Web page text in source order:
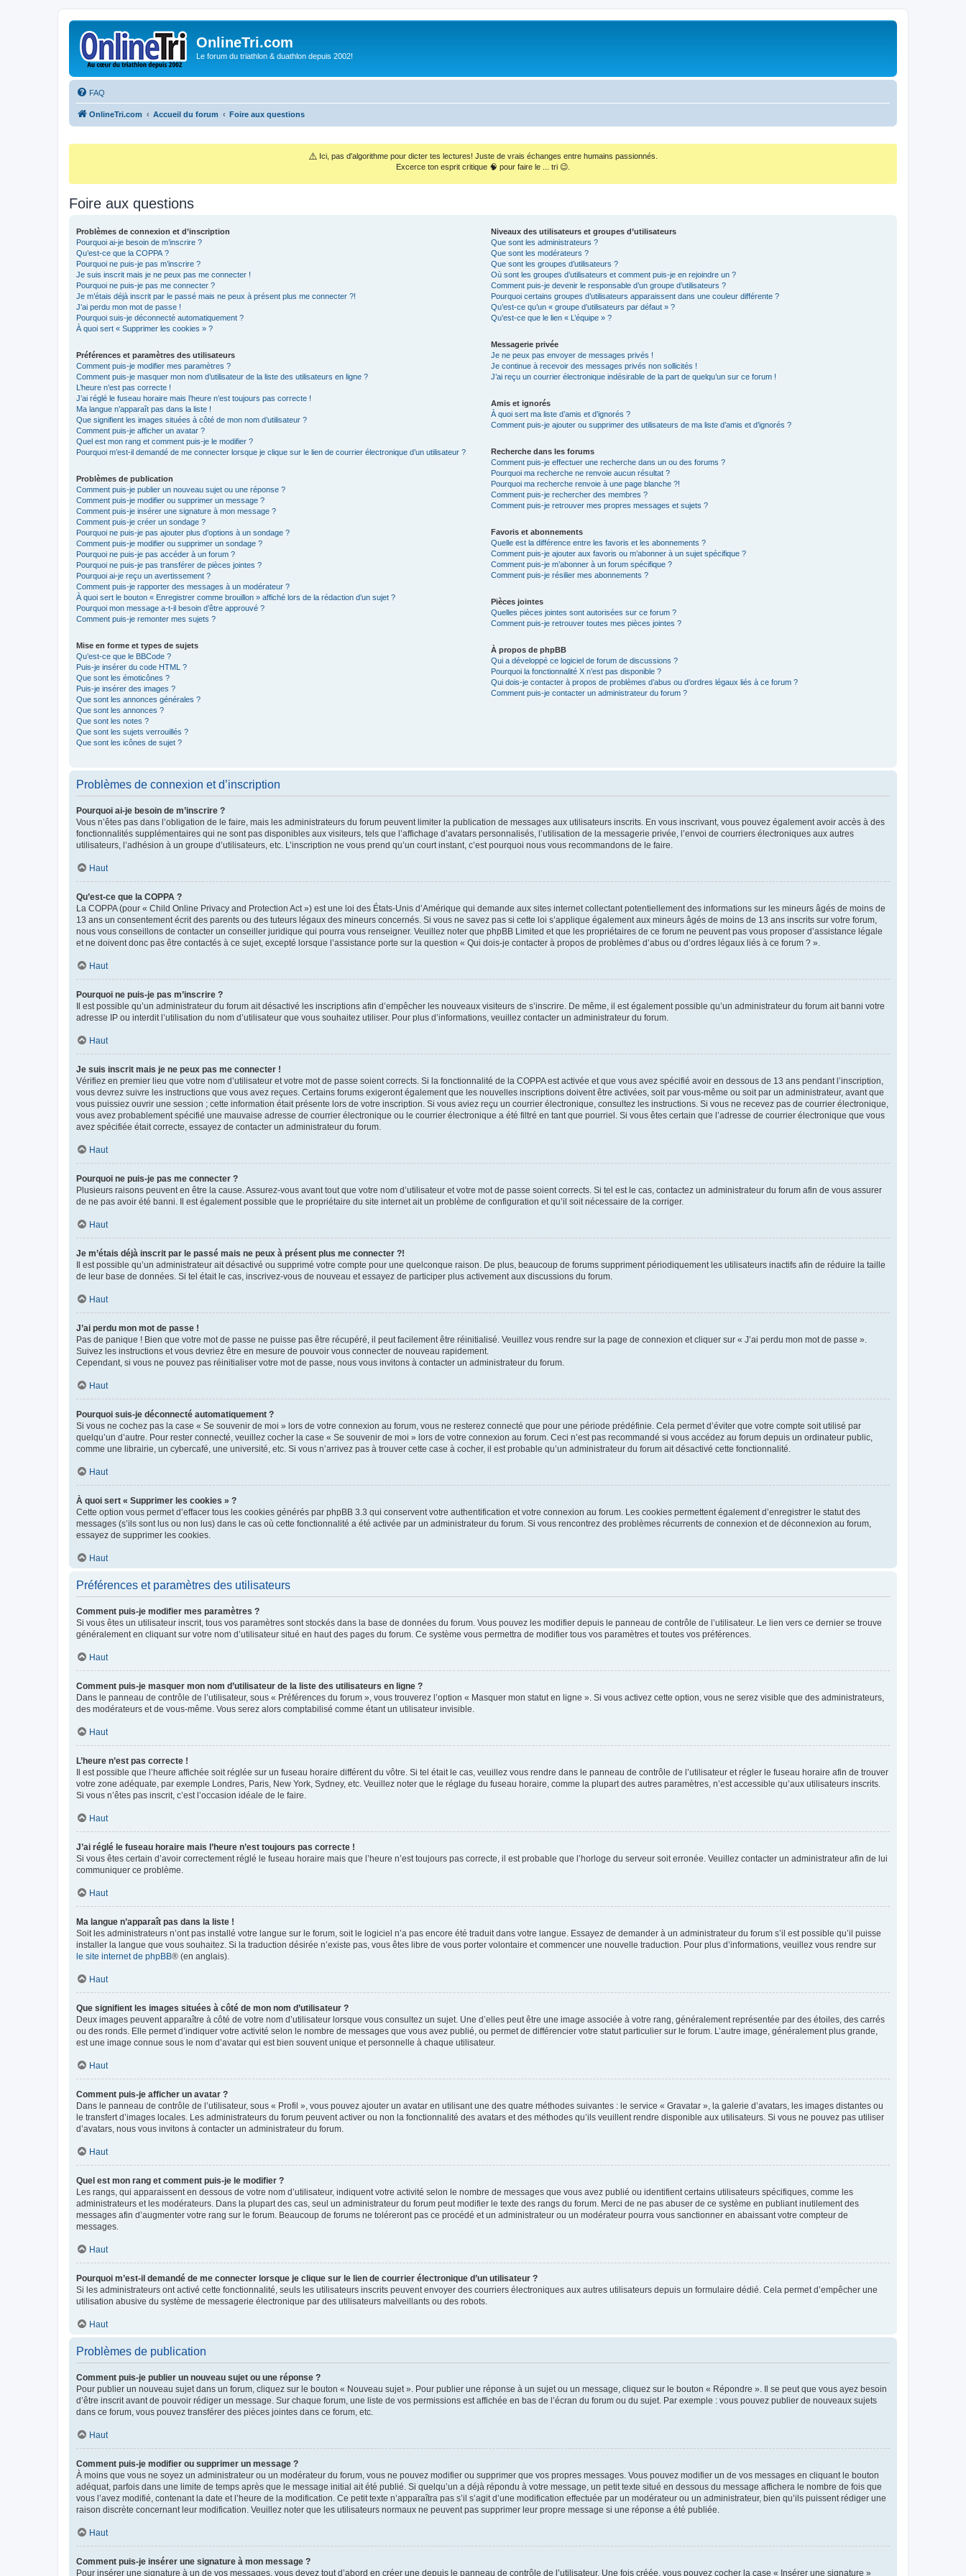
OnlineTri.com
Le forum du triathlon & duathlon depuis 2002!
FAQ
OnlineTri.com Accueil du forum Foire aux questions
⚠️ Ici, pas d'algorithme pour dicter tes lectures! Juste de vrais échanges entre humains passionnés.
Excerce ton esprit critique 🧠 pour faire le ... tri 😉.
Foire aux questions
Problèmes de connexion et d’inscription
Pourquoi ai-je besoin de m’inscrire ?
Qu’est-ce que la COPPA ?
Pourquoi ne puis-je pas m’inscrire ?
Je suis inscrit mais je ne peux pas me connecter !
Pourquoi ne puis-je pas me connecter ?
Je m’étais déjà inscrit par le passé mais ne peux à présent plus me connecter ?!
J’ai perdu mon mot de passe !
Pourquoi suis-je déconnecté automatiquement ?
À quoi sert « Supprimer les cookies » ?
Préférences et paramètres des utilisateurs
Comment puis-je modifier mes paramètres ?
Comment puis-je masquer mon nom d’utilisateur de la liste des utilisateurs en ligne ?
L’heure n’est pas correcte !
J’ai réglé le fuseau horaire mais l’heure n’est toujours pas correcte !
Ma langue n’apparaît pas dans la liste !
Que signifient les images situées à côté de mon nom d’utilisateur ?
Comment puis-je afficher un avatar ?
Quel est mon rang et comment puis-je le modifier ?
Pourquoi m’est-il demandé de me connecter lorsque je clique sur le lien de courrier électronique d’un utilisateur ?
Problèmes de publication
Comment puis-je publier un nouveau sujet ou une réponse ?
Comment puis-je modifier ou supprimer un message ?
Comment puis-je insérer une signature à mon message ?
Comment puis-je créer un sondage ?
Pourquoi ne puis-je pas ajouter plus d’options à un sondage ?
Comment puis-je modifier ou supprimer un sondage ?
Pourquoi ne puis-je pas accéder à un forum ?
Pourquoi ne puis-je pas transférer de pièces jointes ?
Pourquoi ai-je reçu un avertissement ?
Comment puis-je rapporter des messages à un modérateur ?
À quoi sert le bouton « Enregistrer comme brouillon » affiché lors de la rédaction d’un sujet ?
Pourquoi mon message a-t-il besoin d’être approuvé ?
Comment puis-je remonter mes sujets ?
Mise en forme et types de sujets
Qu’est-ce que le BBCode ?
Puis-je insérer du code HTML ?
Que sont les émoticônes ?
Puis-je insérer des images ?
Que sont les annonces générales ?
Que sont les annonces ?
Que sont les notes ?
Que sont les sujets verrouillés ?
Que sont les icônes de sujet ?
Niveaux des utilisateurs et groupes d’utilisateurs
Que sont les administrateurs ?
Que sont les modérateurs ?
Que sont les groupes d’utilisateurs ?
Où sont les groupes d’utilisateurs et comment puis-je en rejoindre un ?
Comment puis-je devenir le responsable d’un groupe d’utilisateurs ?
Pourquoi certains groupes d’utilisateurs apparaissent dans une couleur différente ?
Qu’est-ce qu’un « groupe d’utilisateurs par défaut » ?
Qu’est-ce que le lien « L’équipe » ?
Messagerie privée
Je ne peux pas envoyer de messages privés !
Je continue à recevoir des messages privés non sollicités !
J’ai reçu un courrier électronique indésirable de la part de quelqu’un sur ce forum !
Amis et ignorés
À quoi sert ma liste d’amis et d’ignorés ?
Comment puis-je ajouter ou supprimer des utilisateurs de ma liste d’amis et d’ignorés ?
Recherche dans les forums
Comment puis-je effectuer une recherche dans un ou des forums ?
Pourquoi ma recherche ne renvoie aucun résultat ?
Pourquoi ma recherche renvoie à une page blanche ?!
Comment puis-je rechercher des membres ?
Comment puis-je retrouver mes propres messages et sujets ?
Favoris et abonnements
Quelle est la différence entre les favoris et les abonnements ?
Comment puis-je ajouter aux favoris ou m’abonner à un sujet spécifique ?
Comment puis-je m’abonner à un forum spécifique ?
Comment puis-je résilier mes abonnements ?
Pièces jointes
Quelles pièces jointes sont autorisées sur ce forum ?
Comment puis-je retrouver toutes mes pièces jointes ?
À propos de phpBB
Qui a développé ce logiciel de forum de discussions ?
Pourquoi la fonctionnalité X n’est pas disponible ?
Qui dois-je contacter à propos de problèmes d’abus ou d’ordres légaux liés à ce forum ?
Comment puis-je contacter un administrateur du forum ?
Problèmes de connexion et d’inscription
Pourquoi ai-je besoin de m’inscrire ?
Vous n’êtes pas dans l’obligation de le faire, mais les administrateurs du forum peuvent limiter la publication de messages aux utilisateurs inscrits. En vous inscrivant, vous pouvez également avoir accès à des
fonctionnalités supplémentaires qui ne sont pas disponibles aux visiteurs, tels que l’affichage d’avatars personnalisés, l’utilisation de la messagerie privée, l’envoi de courriers électroniques aux autres
utilisateurs, l’adhésion à un groupe d’utilisateurs, etc. L’inscription ne vous prend qu’un court instant, c’est pourquoi nous vous recommandons de le faire.
Haut
Qu’est-ce que la COPPA ?
La COPPA (pour « Child Online Privacy and Protection Act ») est une loi des États-Unis d’Amérique qui demande aux sites internet collectant potentiellement des informations sur les mineurs âgés de moins de
13 ans un consentement écrit des parents ou des tuteurs légaux des mineurs concernés. Si vous ne savez pas si cette loi s’applique également aux mineurs âgés de moins de 13 ans inscrits sur votre forum,
nous vous conseillons de contacter un conseiller juridique qui pourra vous renseigner. Veuillez noter que phpBB Limited et que les propriétaires de ce forum ne peuvent pas vous proposer d’assistance légale
et ne doivent donc pas être contactés à ce sujet, excepté lorsque l’assistance porte sur la question « Qui dois-je contacter à propos de problèmes d’abus ou d’ordres légaux liés à ce forum ? ».
Haut
Pourquoi ne puis-je pas m’inscrire ?
Il est possible qu’un administrateur du forum ait désactivé les inscriptions afin d’empêcher les nouveaux visiteurs de s’inscrire. De même, il est également possible qu’un administrateur du forum ait banni votre
adresse IP ou interdit l’utilisation du nom d’utilisateur que vous souhaitez utiliser. Pour plus d’informations, veuillez contacter un administrateur du forum.
Haut
Je suis inscrit mais je ne peux pas me connecter !
Vérifiez en premier lieu que votre nom d’utilisateur et votre mot de passe soient corrects. Si la fonctionnalité de la COPPA est activée et que vous avez spécifié avoir en dessous de 13 ans pendant l’inscription,
vous devrez suivre les instructions que vous avez reçues. Certains forums exigeront également que les nouvelles inscriptions doivent être activées, soit par vous-même ou soit par un administrateur, avant que
vous puissiez ouvrir une session ; cette information était présente lors de votre inscription. Si vous aviez reçu un courrier électronique, consultez les instructions. Si vous ne recevez pas de courrier électronique,
vous avez probablement spécifié une mauvaise adresse de courrier électronique ou le courrier électronique a été filtré en tant que pourriel. Si vous êtes certain que l’adresse de courrier électronique que vous
avez spécifiée était correcte, essayez de contacter un administrateur du forum.
Haut
Pourquoi ne puis-je pas me connecter ?
Plusieurs raisons peuvent en être la cause. Assurez-vous avant tout que votre nom d’utilisateur et votre mot de passe soient corrects. Si tel est le cas, contactez un administrateur du forum afin de vous assurer
de ne pas avoir été banni. Il est également possible que le propriétaire du site internet ait un problème de configuration et qu’il soit nécessaire de la corriger.
Haut
Je m’étais déjà inscrit par le passé mais ne peux à présent plus me connecter ?!
Il est possible qu’un administrateur ait désactivé ou supprimé votre compte pour une quelconque raison. De plus, beaucoup de forums suppriment périodiquement les utilisateurs inactifs afin de réduire la taille
de leur base de données. Si tel était le cas, inscrivez-vous de nouveau et essayez de participer plus activement aux discussions du forum.
Haut
J’ai perdu mon mot de passe !
Pas de panique ! Bien que votre mot de passe ne puisse pas être récupéré, il peut facilement être réinitialisé. Veuillez vous rendre sur la page de connexion et cliquer sur « J’ai perdu mon mot de passe ».
Suivez les instructions et vous devriez être en mesure de pouvoir vous connecter de nouveau rapidement.
Cependant, si vous ne pouvez pas réinitialiser votre mot de passe, nous vous invitons à contacter un administrateur du forum.
Haut
Pourquoi suis-je déconnecté automatiquement ?
Si vous ne cochez pas la case « Se souvenir de moi » lors de votre connexion au forum, vous ne resterez connecté que pour une période prédéfinie. Cela permet d’éviter que votre compte soit utilisé par
quelqu’un d’autre. Pour rester connecté, veuillez cocher la case « Se souvenir de moi » lors de votre connexion au forum. Ceci n’est pas recommandé si vous accédez au forum depuis un ordinateur public,
comme une librairie, un cybercafé, une université, etc. Si vous n’arrivez pas à trouver cette case à cocher, il est probable qu’un administrateur du forum ait désactivé cette fonctionnalité.
Haut
À quoi sert « Supprimer les cookies » ?
Cette option vous permet d’effacer tous les cookies générés par phpBB 3.3 qui conservent votre authentification et votre connexion au forum. Les cookies permettent également d’enregistrer le statut des
messages (s’ils sont lus ou non lus) dans le cas où cette fonctionnalité a été activée par un administrateur du forum. Si vous rencontrez des problèmes récurrents de connexion et de déconnexion au forum,
essayez de supprimer les cookies.
Haut
Préférences et paramètres des utilisateurs
Comment puis-je modifier mes paramètres ?
Si vous êtes un utilisateur inscrit, tous vos paramètres sont stockés dans la base de données du forum. Vous pouvez les modifier depuis le panneau de contrôle de l’utilisateur. Le lien vers ce dernier se trouve
généralement en cliquant sur votre nom d’utilisateur situé en haut des pages du forum. Ce système vous permettra de modifier tous vos paramètres et toutes vos préférences.
Haut
Comment puis-je masquer mon nom d’utilisateur de la liste des utilisateurs en ligne ?
Dans le panneau de contrôle de l’utilisateur, sous « Préférences du forum », vous trouverez l’option « Masquer mon statut en ligne ». Si vous activez cette option, vous ne serez visible que des administrateurs,
des modérateurs et de vous-même. Vous serez alors comptabilisé comme étant un utilisateur invisible.
Haut
L’heure n’est pas correcte !
Il est possible que l’heure affichée soit réglée sur un fuseau horaire différent du vôtre. Si tel était le cas, veuillez vous rendre dans le panneau de contrôle de l’utilisateur et régler le fuseau horaire afin de trouver
votre zone adéquate, par exemple Londres, Paris, New York, Sydney, etc. Veuillez noter que le réglage du fuseau horaire, comme la plupart des autres paramètres, n’est accessible qu’aux utilisateurs inscrits.
Si vous n’êtes pas inscrit, c’est l’occasion idéale de le faire.
Haut
J’ai réglé le fuseau horaire mais l’heure n’est toujours pas correcte !
Si vous êtes certain d’avoir correctement réglé le fuseau horaire mais que l’heure n’est toujours pas correcte, il est probable que l’horloge du serveur soit erronée. Veuillez contacter un administrateur afin de lui
communiquer ce problème.
Haut
Ma langue n’apparaît pas dans la liste !
Soit les administrateurs n’ont pas installé votre langue sur le forum, soit le logiciel n’a pas encore été traduit dans votre langue. Essayez de demander à un administrateur du forum s’il est possible qu’il puisse
installer la langue que vous souhaitez. Si la traduction désirée n’existe pas, vous êtes libre de vous porter volontaire et commencer une nouvelle traduction. Pour plus d’informations, veuillez vous rendre sur
le site internet de phpBB® (en anglais).
Haut
Que signifient les images situées à côté de mon nom d’utilisateur ?
Deux images peuvent apparaître à côté de votre nom d’utilisateur lorsque vous consultez un sujet. Une d’elles peut être une image associée à votre rang, généralement représentée par des étoiles, des carrés
ou des ronds. Elle permet d’indiquer votre activité selon le nombre de messages que vous avez publié, ou permet de différencier votre statut particulier sur le forum. L’autre image, généralement plus grande,
est une image connue sous le nom d’avatar qui est bien souvent unique et personnelle à chaque utilisateur.
Haut
Comment puis-je afficher un avatar ?
Dans le panneau de contrôle de l’utilisateur, sous « Profil », vous pouvez ajouter un avatar en utilisant une des quatre méthodes suivantes : le service « Gravatar », la galerie d’avatars, les images distantes ou
le transfert d’images locales. Les administrateurs du forum peuvent activer ou non la fonctionnalité des avatars et des méthodes qu’ils veuillent rendre disponible aux utilisateurs. Si vous ne pouvez pas utiliser
d’avatars, nous vous invitons à contacter un administrateur du forum.
Haut
Quel est mon rang et comment puis-je le modifier ?
Les rangs, qui apparaissent en dessous de votre nom d’utilisateur, indiquent votre activité selon le nombre de messages que vous avez publié ou identifient certains utilisateurs spécifiques, comme les
administrateurs et les modérateurs. Dans la plupart des cas, seul un administrateur du forum peut modifier le texte des rangs du forum. Merci de ne pas abuser de ce système en publiant inutilement des
messages afin d’augmenter votre rang sur le forum. Beaucoup de forums ne toléreront pas ce procédé et un administrateur ou un modérateur pourra vous sanctionner en abaissant votre compteur de
messages.
Haut
Pourquoi m’est-il demandé de me connecter lorsque je clique sur le lien de courrier électronique d’un utilisateur ?
Si les administrateurs ont activé cette fonctionnalité, seuls les utilisateurs inscrits peuvent envoyer des courriers électroniques aux autres utilisateurs depuis un formulaire dédié. Cela permet d’empêcher une
utilisation abusive du système de messagerie électronique par des utilisateurs malveillants ou des robots.
Haut
Problèmes de publication
Comment puis-je publier un nouveau sujet ou une réponse ?
Pour publier un nouveau sujet dans un forum, cliquez sur le bouton « Nouveau sujet ». Pour publier une réponse à un sujet ou un message, cliquez sur le bouton « Répondre ». Il se peut que vous ayez besoin
d’être inscrit avant de pouvoir rédiger un message. Sur chaque forum, une liste de vos permissions est affichée en bas de l’écran du forum ou du sujet. Par exemple : vous pouvez publier de nouveaux sujets
dans ce forum, vous pouvez transférer des pièces jointes dans ce forum, etc.
Haut
Comment puis-je modifier ou supprimer un message ?
À moins que vous ne soyez un administrateur ou un modérateur du forum, vous ne pouvez modifier ou supprimer que vos propres messages. Vous pouvez modifier un de vos messages en cliquant le bouton
adéquat, parfois dans une limite de temps après que le message initial ait été publié. Si quelqu’un a déjà répondu à votre message, un petit texte situé en dessous du message affichera le nombre de fois que
vous l’avez modifié, contenant la date et l’heure de la modification. Ce petit texte n’apparaîtra pas s’il s’agit d’une modification effectuée par un modérateur ou un administrateur, bien qu’ils puissent rédiger une
raison discrète concernant leur modification. Veuillez noter que les utilisateurs normaux ne peuvent pas supprimer leur propre message si une réponse a été publiée.
Haut
Comment puis-je insérer une signature à mon message ?
Pour insérer une signature à un de vos messages, vous devez tout d’abord en créer une depuis le panneau de contrôle de l’utilisateur. Une fois créée, vous pouvez cocher la case « Insérer une signature »